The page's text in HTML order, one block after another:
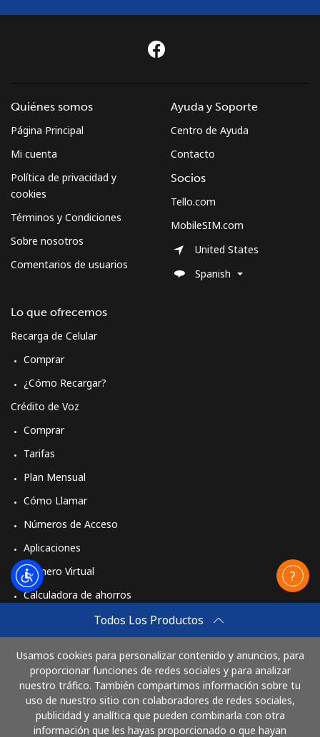
Todos Los Productos
Usamos cookies para personalizar contenido y anuncios, para
proporcionar funciones de redes sociales y para analizar
nuestro tráfico. También compartimos información sobre tu
uso de nuestro sitio con colaboradores de redes sociales,
publicidad y analítica que pueden combinarla con otra
información que les hayas proporcionado o que hayan
Quiénes somos
Página Principal
Mi cuenta
Política de privacidad y
cookies
Términos y Condiciones
Sobre nosotros
Comentarios de usuarios
Lo que ofrecemos
Recarga de Celular
Comprar
¿Cómo Recargar?
Crédito de Voz
Comprar
Tarifas
Plan Mensual
Cómo Llamar
Números de Acceso
Aplicaciones
Número Virtual
Calculadora de ahorros
Comprar
Cómo funciona
Ayuda y Soporte
Centro de Ayuda
Contacto
Socios
Tello.com
MobileSIM.com
United States
Spanish
Paga con